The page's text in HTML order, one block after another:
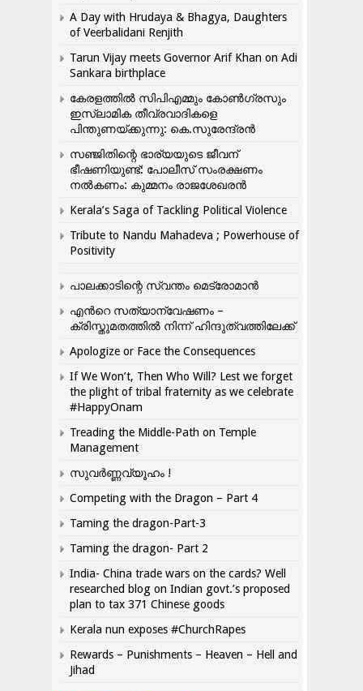
A Day with Hrudaya & Bhagya, Daughters
of Veerbalidani Renjith
Tarun Vijay meets Governor Arif Khan on Adi
Sankara birthplace
കേരളത്തിൽ സിപിഎമ്മും കോൺ​ഗ്രസും
ഇസ്ലാമിക തീവ്രവാദികളെ
പിന്തുണയ്ക്കുന്നു: കെ.സുരേന്ദ്രൻ
സഞ്ജിതിന്റെ ഭാര്യയുടെ ജീവന്
ഭീഷണിയുണ്ട്: പോലീസ് സംരക്ഷണം
നൽകണം: കുമ്മനം രാജശേഖരൻ
Kerala’s Saga of Tackling Political Violence
Tribute to Nandu Mahadeva ; Powerhouse of
Positivity
പാലക്കാടിന്റെ സ്വന്തം മെട്രോമാൻ
എന്‍റെ സത്യാന്വേഷണം –
ക്രിസ്തുമതത്തില്‍ നിന്ന് ഹിന്ദുത്വത്തിലേക്ക്
Apologize or Face the Consequences
If We Won’t, Then Who Will? Lest we forget
the plight of tribal fraternity as we celebrate
#HappyOnam
Treading the Middle-Path on Temple
Management
സുവർണ്ണവ്യൂഹം !
Competing with the Dragon – Part 4
Taming the dragon-Part-3
Taming the dragon- Part 2
India- China trade wars on the cards? Well
researched blog on Indian govt.’s proposed
plan to tax 371 Chinese goods
Kerala nun exposes #ChurchRapes
Rewards – Punishments – Heaven – Hell and
Jihad